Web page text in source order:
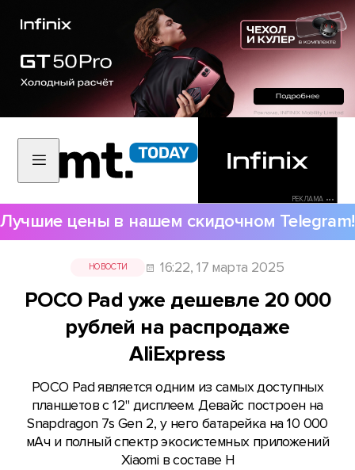
РЕКЛАМА •••
Лучшие цены в нашем скидочном Telegram!
НОВОСТИ 16:22, 17 марта 2025
POCO Pad уже дешевле 20 000
рублей на распродаже
AliExpress
POCO Pad является одним из самых доступных
планшетов с 12" дисплеем. Девайс построен на
Snapdragon 7s Gen 2, у него батарейка на 10 000
мАч и полный спектр экосистемных приложений
Xiaomi в составе H